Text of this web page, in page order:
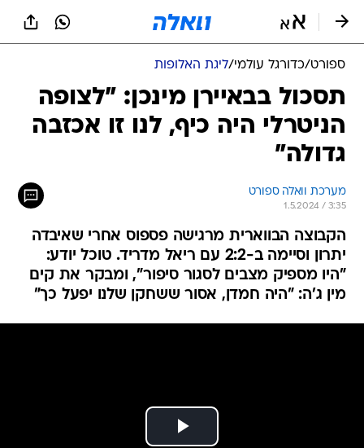
ספורט/כדורגל עולמי/ליגת האלופות
תסכול בבאיירן מינכן: "לצופה
הניטרלי היה כיף, לנו זו אכזבה
גדולה"
מערכת וואלה ספורט
1.5.2024 / 3:35
הקבוצה הבווארית מרגישה פספוס אחרי שאיבדה
יתרון וסיימה ב-2:2 עם ריאל מדריד. טוכל יודע:
"היו מספיק מצבים לסגור סיפור", ומבקר את קים
מין ג'ה: "היה חמדן, אסור ששחקן שלנו יפעל כך"